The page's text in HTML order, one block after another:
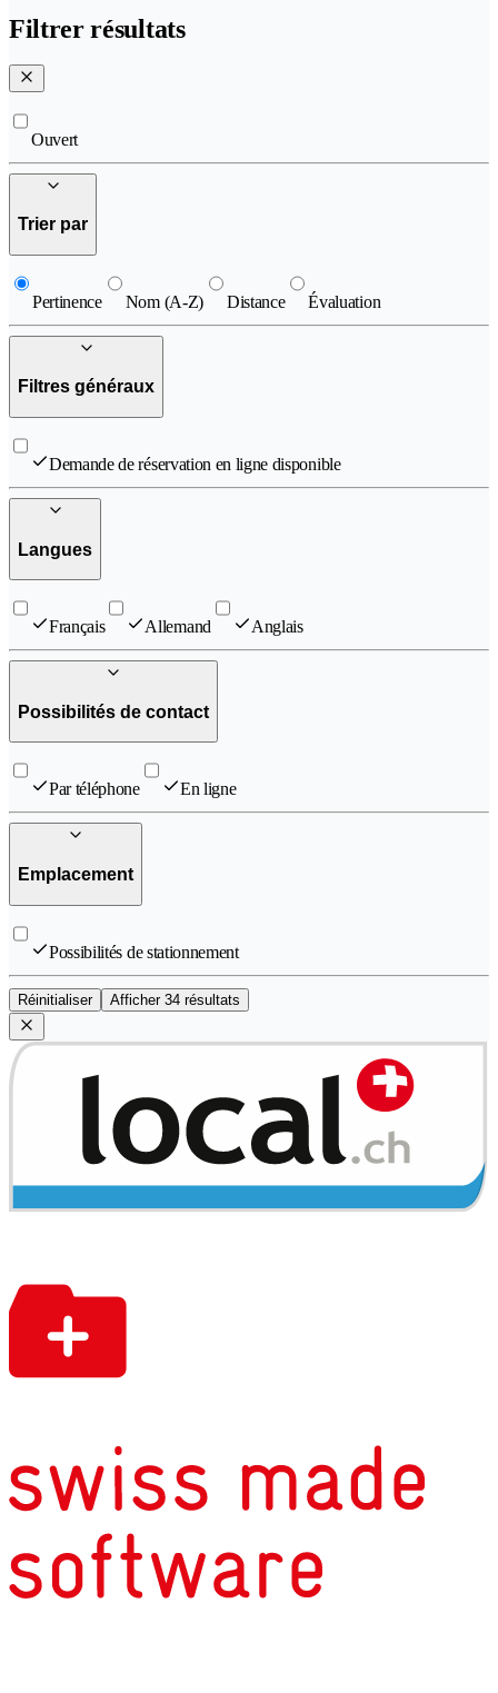
Filtrer résultats
Ouvert
Trier par
Pertinence Nom (A-Z) Distance Évaluation
Filtres généraux
Demande de réservation en ligne disponible
Langues
Français Allemand Anglais
Possibilités de contact
Par téléphone En ligne
Emplacement
Possibilités de stationnement
Réinitialiser Afficher 34 résultats